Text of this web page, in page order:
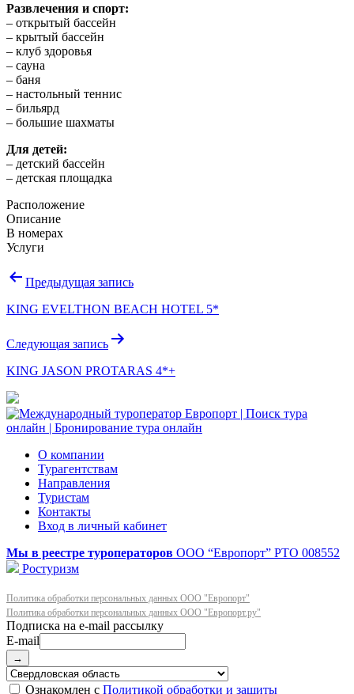
Развлечения и спорт:
– открытый бассейн
– крытый бассейн
– клуб здоровья
– сауна
– баня
– настольный теннис
– бильярд
– большие шахматы
Для детей:
– детский бассейн
– детская площадка
Расположение
Описание
В номерах
Услуги
Навигация
записям
Предыдущая запись
KING EVELTHON BEACH HOTEL 5*
Следующая запись
KING JASON PROTARAS 4*+
О компании
Турагентствам
Направления
Туристам
Контакты
Вход в личный кабинет
Мы в реестре туроператоров ООО “Европорт” РТО 008552
Ростуризм
Политика обработки персональных данных ООО "Европорт"
Политика обработки персональных данных ООО "Европорт.ру"
E-mail
→
Ознакомлен с Политикой обработки и защиты